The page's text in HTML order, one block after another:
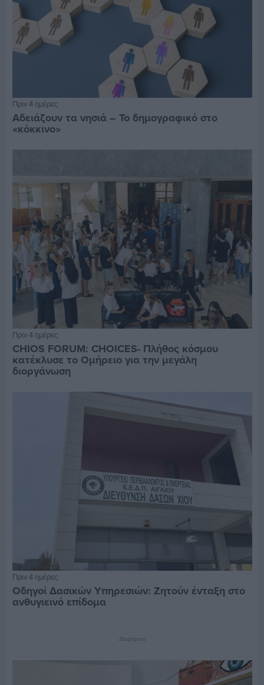
Πριν 4 ημέρες
Αδειάζουν τα νησιά – Το δημογραφικό στο
«κόκκινο»
Πριν 4 ημέρες
CHIOS FORUM: CHOICES- Πλήθος κόσμου
κατέκλυσε το Ομήρειο για την μεγάλη
διοργάνωση
Πριν 4 ημέρες
Οδηγοί Δασικών Υπηρεσιών: Ζητούν ένταξη στο
ανθυγιεινό επίδομα
Διαφήμιση